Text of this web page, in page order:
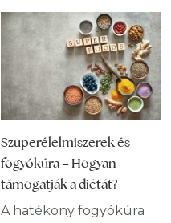
Szuperélelmiszerek és
fogyókúra – Hogyan
támogatják a diétát?
A hatékony fogyókúra